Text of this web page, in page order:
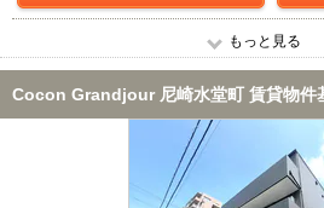
もっと見る
Cocon Grandjour 尼崎水堂町 賃貸物件